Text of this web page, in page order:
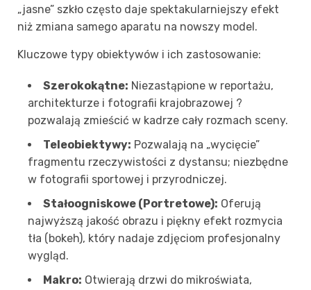
„jasne” szkło często daje spektakularniejszy efekt
niż zmiana samego aparatu na nowszy model.
Kluczowe typy obiektywów i ich zastosowanie:
Szerokokątne: Niezastąpione w reportażu,
architekturze i fotografii krajobrazowej ?
pozwalają zmieścić w kadrze cały rozmach sceny.
Teleobiektywy: Pozwalają na „wycięcie”
fragmentu rzeczywistości z dystansu; niezbędne
w fotografii sportowej i przyrodniczej.
Stałoogniskowe (Portretowe): Oferują
najwyższą jakość obrazu i piękny efekt rozmycia
tła (bokeh), który nadaje zdjęciom profesjonalny
wygląd.
Makro: Otwierają drzwi do mikroświata,